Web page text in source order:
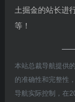
土掘金的站长进
等！
本站总裁导航提供
的准确性和完整性
导航实际控制，在